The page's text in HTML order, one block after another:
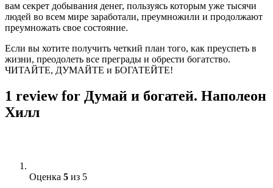
вам секрет добывания денег, пользуясь которым уже тысячи
людей во всем мире заработали, преумножили и продолжают
преумножать свое состояние.
Если вы хотите получить четкий план того, как преуспеть в
жизни, преодолеть все преграды и обрести богатство.
ЧИТАЙТЕ, ДУМАЙТЕ и БОГАТЕЙТЕ!
1 review for Думай и богатей. Наполеон
Хилл
Оценка 5 из 5